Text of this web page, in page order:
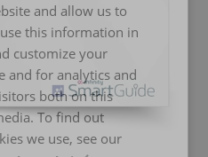
and allow us to
this information in
customize your
and for analytics and
both on this
To find out
we use, see our